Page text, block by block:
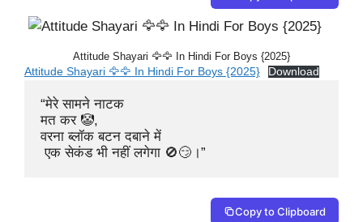
Attitude Shayari 🦅🦅 In Hindi For Boys {2025}
Attitude Shayari 🦅🦅 In Hindi For Boys {2025}
Download
“मेरे सामने नाटक
मत कर 🤡,
वरना ब्लॉक बटन दबाने में
एक सेकंड भी नहीं लगेगा 🚫😏।”
Copy to Clipboard